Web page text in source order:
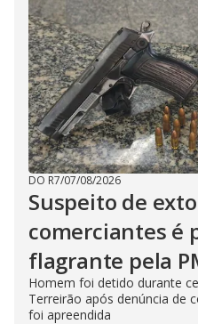
DO R7/07/08/2026
Suspeito de
comerciantes é
flagrante pela
Homem foi detido durante
Terreirão após denúncia de
foi apreendida